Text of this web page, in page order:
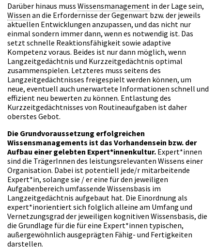
Darüber hinaus muss Wissensmanagement in der Lage sein,
Wissen an die Erfordernisse der Gegenwart bzw. der jeweils
aktuellen Entwicklungen anzupassen, und das nicht nur
einmal sondern immer dann, wenn es notwendig ist. Das
setzt schnelle Reaktionsfähigkeit sowie adaptive
Kompetenz voraus. Beides ist nur dann möglich, wenn
Langzeitgedächtnis und Kurzzeitgedächtnis optimal
zusammenspielen. Letzteres muss seitens des
Langzeitgedächtnisses freigespielt werden können, um
neue, eventuell auch unerwartete Informationen schnell und
effizient neu bewerten zu können. Entlastung des
Kurzzeitgedächtnisses von Routineaufgaben ist daher
oberstes Gebot.
Die Grundvoraussetzung erfolgreichen
Wissensmanagements ist das Vorhandensein bzw. der
Aufbau einer gelebten Expert*innenkultur. Expert*innen
sind die TrägerInnen des leistungsrelevanten Wissens einer
Organisation. Dabei ist potentiell jede/r mitarbeitende
Expert*in, solange sie / er eine für den jeweiligen
Aufgabenbereich umfassende Wissensbasis im
Langzeitgedächtnis aufgebaut hat. Die Einordnung als
expert*inorientiert sich folglich alleine am Umfang und
Vernetzungsgrad der jeweiligen kognitiven Wissensbasis, die
die Grundlage für die für eine Expert*innen typischen,
außergewöhnlich ausgeprägten Fähig- und Fertigkeiten
darstellen.